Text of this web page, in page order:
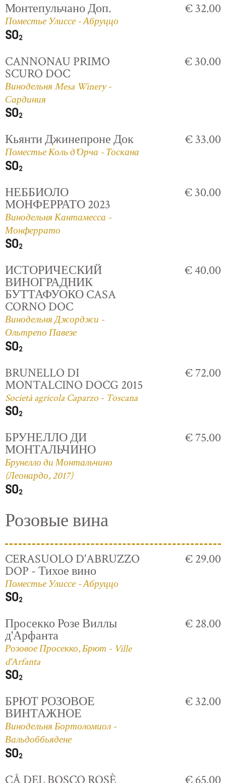
Монтепульчано Доп.
Поместье Улиссе - Абруццо
€ 32.00
CANNONAU PRIMO
SCURO DOC
Винодельня Mesa Winery -
Сардиния
€ 30.00
Кьянти Джинепроне Док
Поместье Коль д'Орча - Тоскана
€ 33.00
НЕББИОЛО
МОНФЕРРАТО 2023
Винодельня Кантамесса -
Монферрато
€ 30.00
ИСТОРИЧЕСКИЙ
ВИНОГРАДНИК
БУТТАФУОКО CASA
CORNO DOC
Винодельня Джорджи -
Ольтрепо Павезе
€ 40.00
BRUNELLO DI
MONTALCINO DOCG 2015
Società agricola Caparzo - Toscana
€ 72.00
БРУНЕЛЛО ДИ
МОНТАЛЬЧИНО
Брунелло ди Монтальчино
(Леонардо, 2017)
€ 75.00
Розовые вина
CERASUOLO D'ABRUZZO
DOP - Тихое вино
Поместье Улиссе - Абруццо
€ 29.00
Просекко Розе Виллы
д'Арфанта
Розовое Просекко, Брют - Ville
d'Arfanta
€ 28.00
БРЮТ РОЗОВОЕ
ВИНТАЖНОЕ
Винодельня Бортоломиол -
Вальдоббьядене
€ 32.00
CÅ DEL BOSCO ROSÈ € 65.00